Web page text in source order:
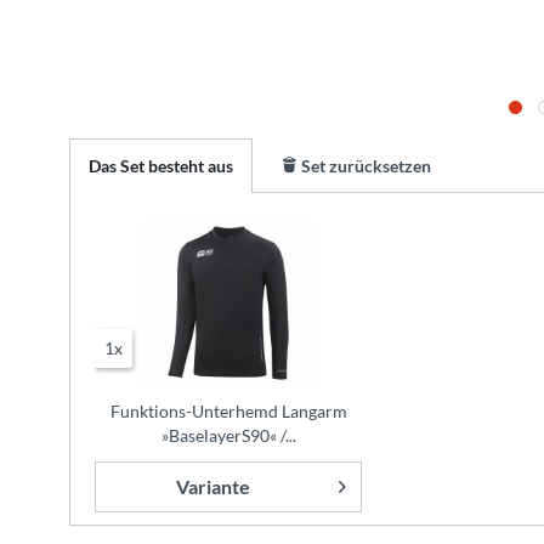
Das Set besteht aus Set zurücksetzen
1x
Funktions-Unterhemd Langarm
»BaselayerS90« /...
Variante